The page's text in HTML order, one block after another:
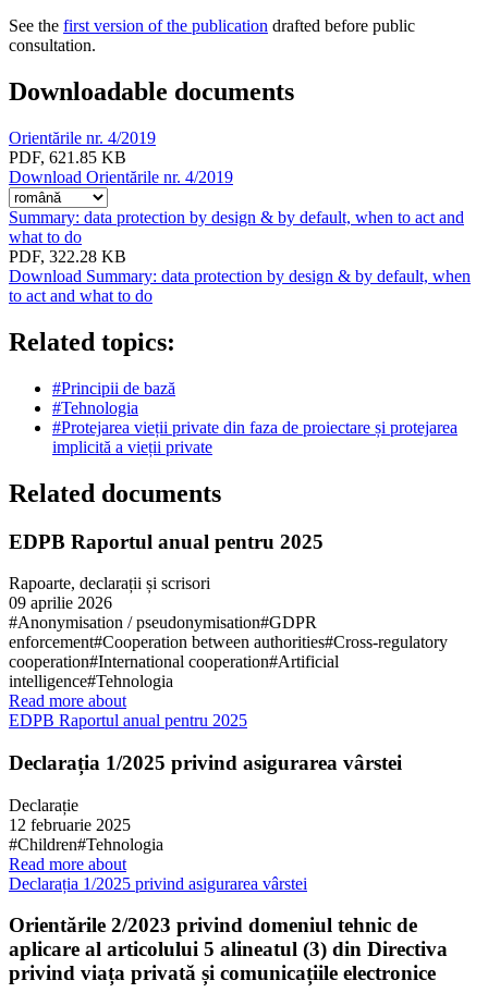
See the first version of the publication drafted before public
consultation.
Downloadable documents
Orientările nr. 4/2019
PDF, 621.85 KB
Download Orientările nr. 4/2019
Select
other
language
to
download
with
button
Summary: data protection by design & by default, when to act and
what to do
PDF, 322.28 KB
Download Summary: data protection by design & by default, when
to act and what to do
Related topics:
#Principii de bază
#Tehnologia
#Protejarea vieții private din faza de proiectare și protejarea
implicită a vieții private
Related documents
EDPB Raportul anual pentru 2025
Rapoarte, declarații și scrisori
09 aprilie 2026
#Anonymisation / pseudonymisation#GDPR
enforcement#Cooperation between authorities#Cross-regulatory
cooperation#International cooperation#Artificial
intelligence#Tehnologia
Read more about
EDPB Raportul anual pentru 2025
Declarația 1/2025 privind asigurarea vârstei
Declarație
12 februarie 2025
#Children#Tehnologia
Read more about
Declarația 1/2025 privind asigurarea vârstei
Orientările 2/2023 privind domeniul tehnic de
aplicare al articolului 5 alineatul (3) din Directiva
privind viața privată și comunicațiile electronice